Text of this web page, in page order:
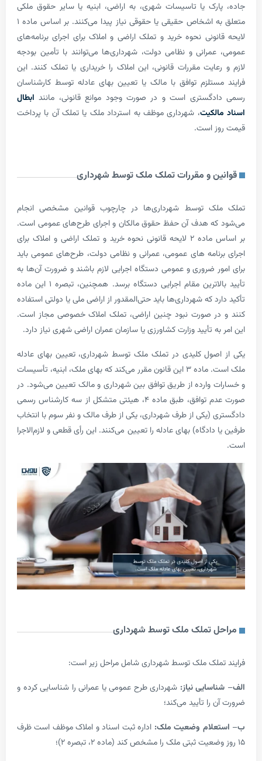
یا تاسیسات شهری، به اراضی، ابنیه یا سایر حقوق ملکی
نحوه خرید و تملک اراضی و املاک برای اجرای برنامه‌های
و نظامی دولت، شهرداری‌ها می‌توانند با تأمین بودجه
مقررات قانونی، این املاک را خریداری یا تملک کنند. این
توافق با مالک یا تعیین بهای عادله توسط کارشناسان
است و در صورت وجود موانع قانونی، مانند ابطال
، شهرداری موظف به استرداد ملک یا تملک آن با پرداخت
است.
و مقررات تملک ملک توسط شهرداری
توسط شهرداری‌ها در چارچوب قوانین مشخصی انجام
هدف آن حفظ حقوق مالکان و اجرای طرح‌های عمومی است.
بر اساس ماده ۲ لایحه قانونی نحوه خرید و تملک اراضی و املاک برای
های عمومی، عمرانی و نظامی دولت، طرح‌های عمومی باید
ضروری و عمومی دستگاه اجرایی لازم باشند و ضرورت آن‌ها به
تأیید بالاترین مقام اجرایی دستگاه برسد. همچنین، تبصره ۱ این ماده
که شهرداری‌ها باید حتی‌المقدور از اراضی ملی یا دولتی استفاده
صورت نبود چنین اراضی، تملک املاک خصوصی مجاز است.
تأیید وزارت کشاورزی یا سازمان عمران اراضی شهری نیاز دارد.
کلیدی در تملک ملک توسط شهرداری، تعیین بهای عادله
ملک است. ماده ۳ این قانون مقرر می‌کند که بهای ملک، ابنیه، تأسیسات
وارده از طریق توافق بین شهرداری و مالک تعیین می‌شود. در
صورت عدم توافق، طبق ماده ۴، هیئتی متشکل از سه کارشناس رسمی
(یکی از طرف شهرداری، یکی از طرف مالک و نفر سوم با انتخاب
بهای عادله را تعیین می‌کنند. این رأی قطعی و لازم‌الاجرا
تملک ملک توسط شهرداری
ملک توسط شهرداری شامل مراحل زیر است:
نیاز:شهرداری طرح عمومی یا عمرانی را شناسایی کرده و
تأیید می‌کند؛
وضعیت ملک:اداره ثبت اسناد و املاک موظف است ظرف